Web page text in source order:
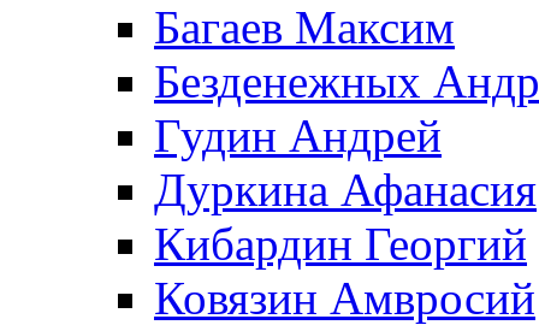
Багаев Максим
Безденежных
Гудин Андрей
Дуркина Афанасия
Кибардин Георгий
Ковязин Амвросий